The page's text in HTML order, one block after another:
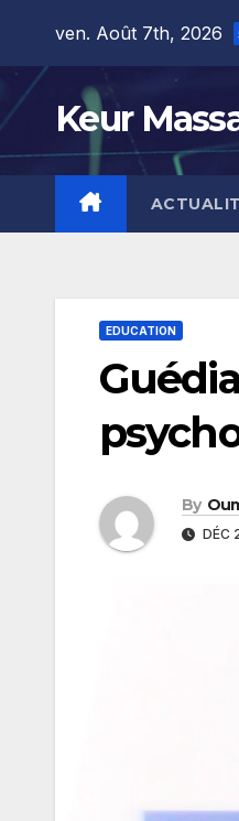
content
ven. Août 7th, 2026
Keur
EDUCATION
By
DÉC